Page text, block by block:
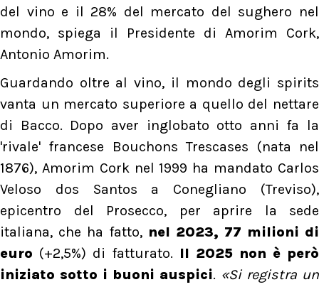
del vino e il 28% del mercato del sughero nel
mondo, spiega il Presidente di Amorim Cork,
Antonio Amorim.
Guardando oltre al vino, il mondo degli spirits
vanta un mercato superiore a quello del nettare
di Bacco. Dopo aver inglobato otto anni fa la
'rivale' francese Bouchons Trescases (nata nel
1876), Amorim Cork nel 1999 ha mandato Carlos
Veloso dos Santos a Conegliano (Treviso),
epicentro del Prosecco, per aprire la sede
italiana, che ha fatto, nel 2023, 77 milioni di
euro (+2,5%) di fatturato. Il 2025 non è però
iniziato sotto i buoni auspici. «Si registra un